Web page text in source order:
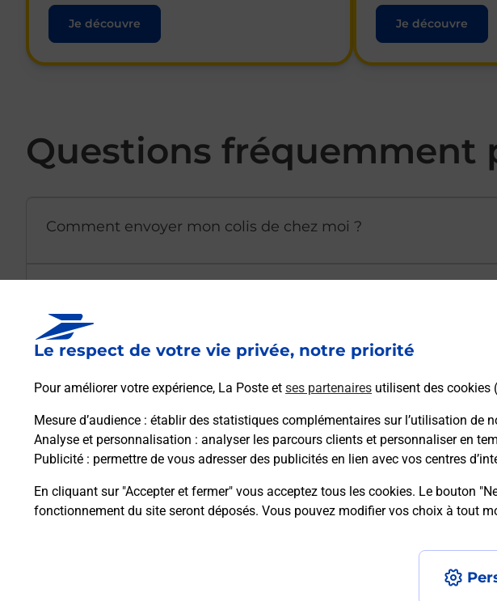
Le respect de votre vie privée, notre priorité
Pour améliorer votre expérience, La Poste et ses partenaires utilisent des cookies
Mesure d’audience : établir des statistiques complémentaires sur l’utilisation de
Analyse et personnalisation : analyser les parcours clients et personnaliser en
Publicité : permettre de vous adresser des publicités en lien avec vos centres
En cliquant sur "Accepter et fermer" vous acceptez tous les cookies. Le bouton
fonctionnement du site seront déposés. Vous pouvez modifier vos choix à tout
Je découvre Je découvre
Questions fréquemment
Comment envoyer mon colis de chez moi ?
Comment demander une modification de livraison ?
Comment La Poste participe-t-elle à votre sécurité au
Puis-je passer mon code de la route avec La Poste et sous